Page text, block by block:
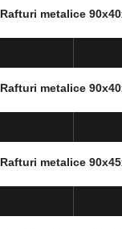
Rafturi metalice
Rafturi metalice
Rafturi metalice